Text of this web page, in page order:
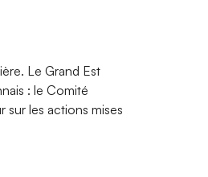
Le Grand Est
: le Comité
sur les actions mises